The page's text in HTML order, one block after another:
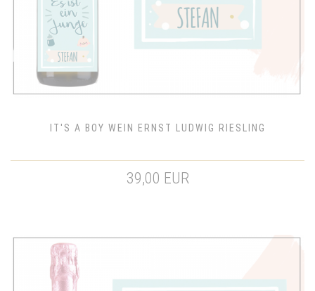
IT'S A BOY WEIN ERNST LUDWIG RIESLING
39,00 EUR